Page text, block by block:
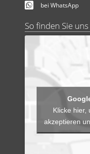
bei WhatsApp
So finden Sie uns
Klicke hier,
akzeptieren